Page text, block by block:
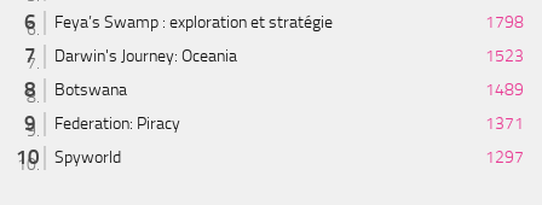
Feya’s Swamp : exploration et stratégie
1798
Darwin's Journey: Oceania
1523
Botswana
1489
Federation: Piracy
1371
Spyworld
1297